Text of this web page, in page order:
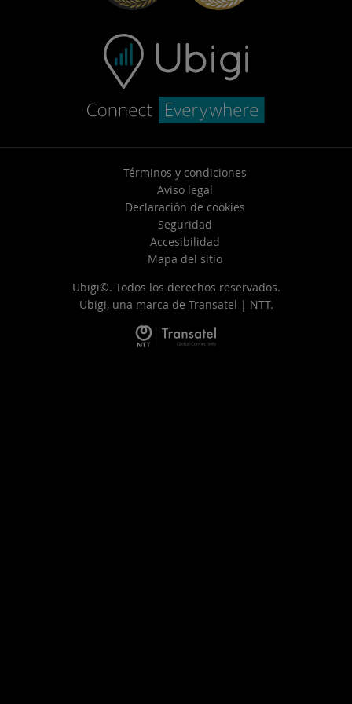
Términos y condiciones
Aviso legal
Declaración de cookies
Seguridad
Accesibilidad
Mapa del sitio
Ubigi©. Todos los derechos reservados.
Ubigi, una marca de Transatel | NTT.